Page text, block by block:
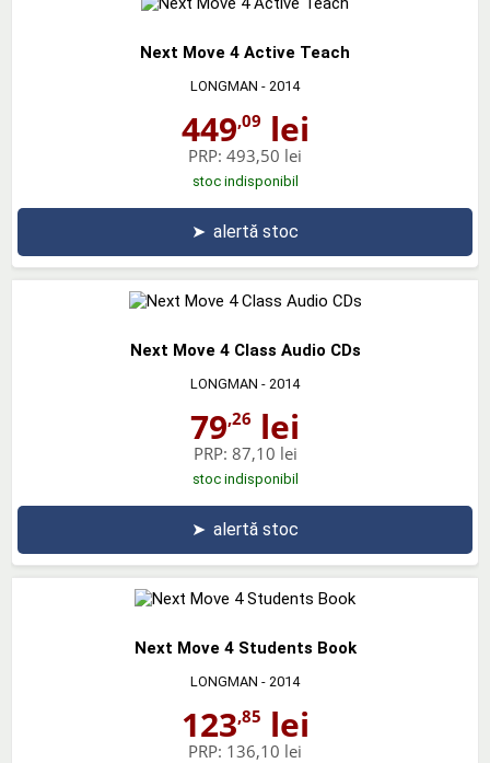
Next Move 4 Active Teach
LONGMAN - 2014
449,09 lei
PRP: 493,50 lei
stoc indisponibil
➤ alertă stoc
Next Move 4 Class Audio CDs
LONGMAN - 2014
79,26 lei
PRP: 87,10 lei
stoc indisponibil
➤ alertă stoc
Next Move 4 Students Book
LONGMAN - 2014
123,85 lei
PRP: 136,10 lei